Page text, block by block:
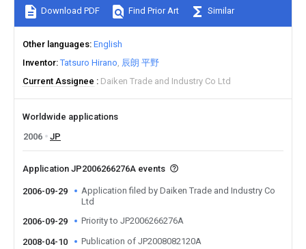
Download PDF Find Prior Art Similar
Other languages English
Inventor Tatsuro Hirano 辰朗 平野
Current Assignee
Daiken Trade and Industry Co Ltd
Worldwide applications
2006
JP
Application JP2006266276A events
2006-09-29
Application filed by Daiken Trade and Industry Co
Ltd
2006-09-29
Priority to JP2006266276A
2008-04-10 Publication of JP2008082120A